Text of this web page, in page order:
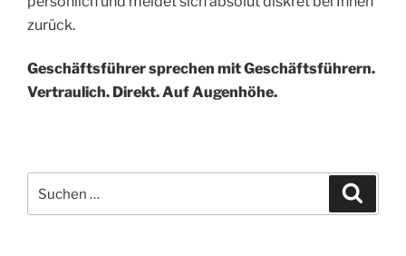
zurück.
Geschäftsführer sprechen mit Geschäftsführern.
Vertraulich. Direkt. Auf Augenhöhe.
nach: